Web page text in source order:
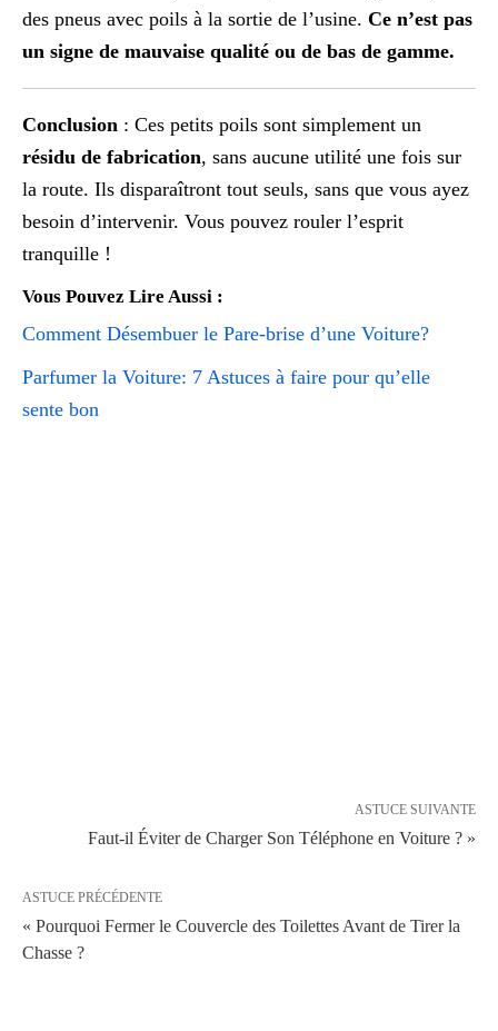
des pneus avec poils à la sortie de l’usine. Ce n’est pas
un signe de mauvaise qualité ou de bas de gamme.
Conclusion : Ces petits poils sont simplement un
résidu de fabrication, sans aucune utilité une fois sur
la route. Ils disparaîtront tout seuls, sans que vous ayez
besoin d’intervenir. Vous pouvez rouler l’esprit
tranquille !
Vous Pouvez Lire Aussi :
Comment Désembuer le Pare-brise d’une Voiture?
Parfumer la Voiture: 7 Astuces à faire pour qu’elle
sente bon
ASTUCE SUIVANTE
Faut-il Éviter de Charger Son Téléphone en Voiture ? »
ASTUCE PRÉCÉDENTE
« Pourquoi Fermer le Couvercle des Toilettes Avant de Tirer la
Chasse ?